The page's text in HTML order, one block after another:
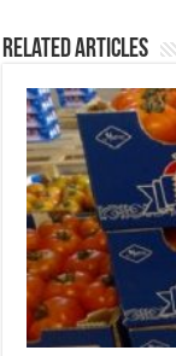
Related Articles